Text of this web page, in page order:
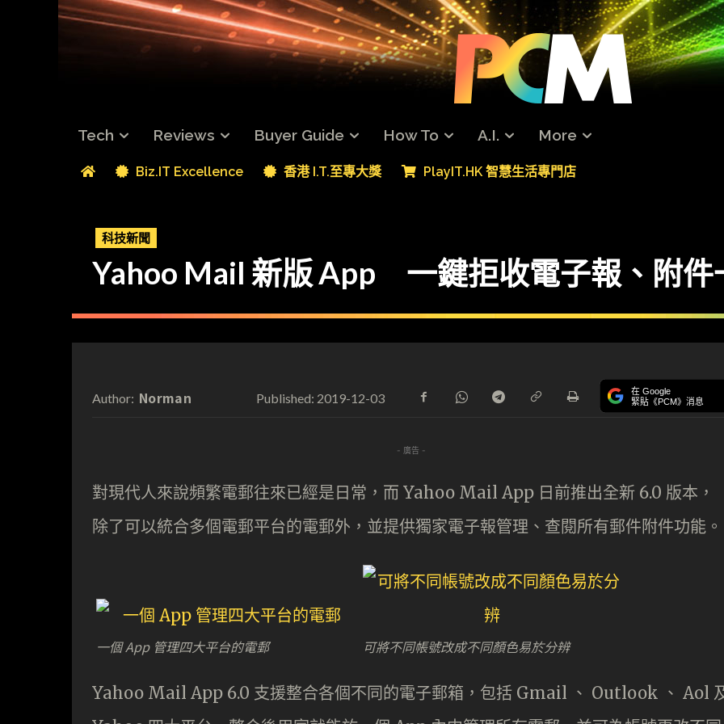
Tech Reviews Buyer Guide How To A.I. More
Biz.IT Excellence 香港 I.T.至專大獎 PlayIT.HK 智慧生活專門店
科技新聞
Yahoo Mail 新版 App 一鍵拒收電子報、附件
Author: Norman Published: 2019-12-03 在 Google
緊貼《PCM》消息
- 廣告 -
對現代人來說頻繁電郵往來已經是日常，而 Yahoo Mail App 日前推出全新 6.0 版本，
除了可以統合多個電郵平台的電郵外，並提供獨家電子報管理、查閱所有郵件附件功能。
一個 App 管理四大平台的電郵 可將不同帳號改成不同顏色易於分辨
Yahoo Mail App 6.0 支援整合各個不同的電子郵箱，包括 Gmail 、 Outlook 、 Aol